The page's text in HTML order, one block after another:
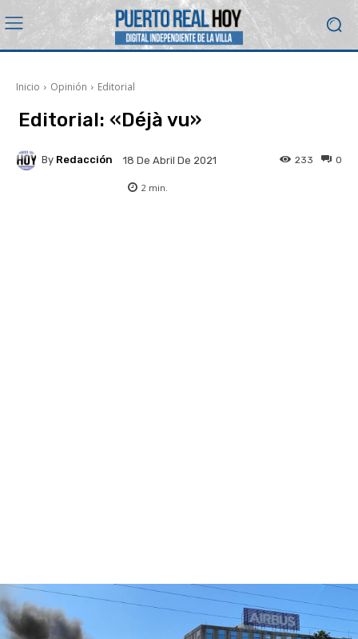
Inicio Opinión Editorial
Editorial: «Déjà vu»
By Redacción 18 De Abril De 2021 0
233
2 min.